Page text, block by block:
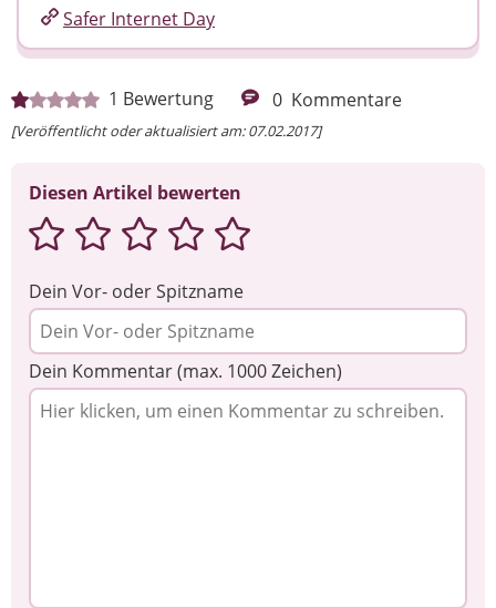
1 Bewertung 0 Kommentare
[Veröffentlicht oder aktualisiert am: 07.02.2017]
Diesen Artikel bewerten
Dein Vor- oder Spitzname
Dein Kommentar (max. 1000 Zeichen)
Safer Internet Day